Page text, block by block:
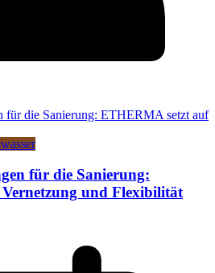
für die Sanierung:
und Flexibilität